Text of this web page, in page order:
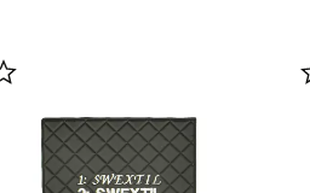
Lägg till i favoriter